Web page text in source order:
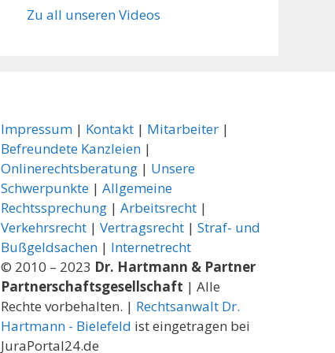
Zu all unseren Videos
Impressum| Kontakt| Mitarbeiter|
Befreundete Kanzleien|
Onlinerechtsberatung| Unsere
Schwerpunkte| Allgemeine
Rechtssprechung| Arbeitsrecht|
Verkehrsrecht| Vertragsrecht| Straf- und
Bußgeldsachen| Internetrecht
© 2010 – 2023 Dr. Hartmann & Partner
Partnerschaftsgesellschaft | Alle
Rechte vorbehalten. | Rechtsanwalt Dr.
Hartmann - Bielefeld ist eingetragen bei
JuraPortal24.de